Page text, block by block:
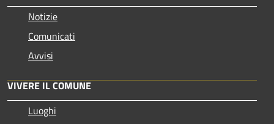
Notizie
Comunicati
Avvisi
VIVERE IL COMUNE
Luoghi